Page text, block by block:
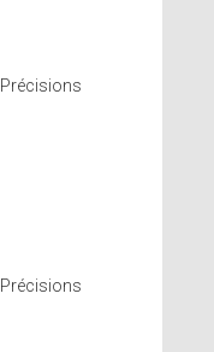
Précisions
Précisions